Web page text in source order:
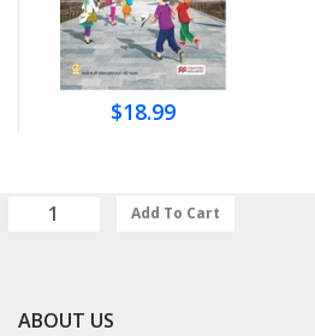
$18.99
Add To Cart
ABOUT US